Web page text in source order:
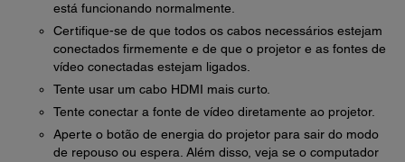
está funcionando normalmente.
Certifique-se de que todos os cabos necessários estejam
conectados firmemente e de que o projetor e as fontes de
vídeo conectadas estejam ligados.
Tente usar um cabo HDMI mais curto.
Tente conectar a fonte de vídeo diretamente ao projetor.
Aperte o botão de energia do projetor para sair do modo
de repouso ou espera. Além disso, veja se o computador